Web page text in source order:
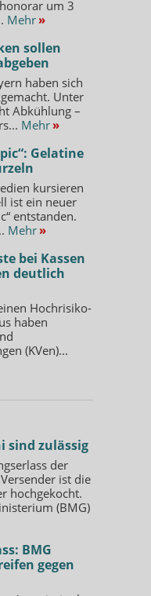
um 3
Mehr »
sollen
haben sich
Unter
Abkühlung –
Mehr »
Gelatine
kursieren
ist ein neuer
entstanden.
Mehr »
bei Kassen
deutlich
Hochrisiko-
haben
(KVen)...
sind zulässig
der
ist die
hochgekocht.
(BMG)
BMG
gegen